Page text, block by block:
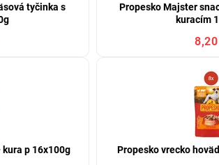
tyčinka s
Propesko Majster
kuracím
p 16x100g Propesko vrecko